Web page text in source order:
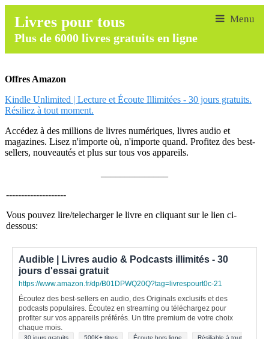
Livres pour tous
Plus de 6000 livres gratuits en ligne
Offres Amazon
Kindle Unlimited | Lecture et Écoute Illimitées - 30 jours gratuits.
Résiliez à tout moment.
Accédez à des millions de livres numériques, livres audio et
magazines. Lisez n'importe où, n'importe quand. Profitez des best-
sellers, nouveautés et plus sur tous vos appareils.
--------------------
Vous pouvez lire/telecharger le livre en cliquant sur le lien ci-
dessous:
Audible | Livres audio & Podcasts illimités - 30
jours d'essai gratuit
https://www.amazon.fr/dp/B01DPWQ20Q?tag=livrespourt0c-21
Écoutez des best-sellers en audio, des Originals exclusifs et des
podcasts populaires. Écoutez en streaming ou téléchargez pour
profiter sur vos appareils préférés. Un titre premium de votre choix
chaque mois.
30 jours gratuits 500K+ titres Écoute hors ligne
Résiliable à tout